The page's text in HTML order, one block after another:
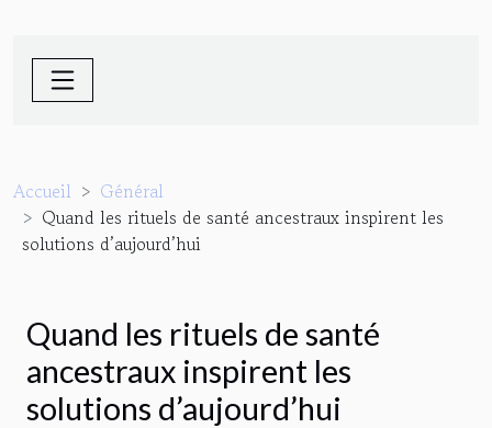
Accueil
Général
Quand les rituels de santé ancestraux inspirent les
solutions d’aujourd’hui
Quand les rituels de santé
ancestraux inspirent les
solutions d’aujourd’hui